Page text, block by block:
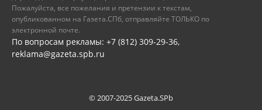
Пожалуйста, все пожелания и претензии к текстам,
опубликованном на Газета.СПб, отправляйте ТОЛЬКО по
электронной почте.
По вопросам рекламы: +7 (812) 309-29-36,
reklama@gazeta.spb.ru
© 2007-2025 Gazeta.SPb